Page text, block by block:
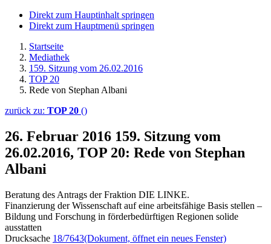
Direkt zum Hauptinhalt springen
Direkt zum Hauptmenü springen
Startseite
Mediathek
159. Sitzung vom 26.02.2016
TOP 20
Rede von Stephan Albani
zurück zu: TOP 20 ()
26. Februar 2016 159. Sitzung vom
26.02.2016, TOP 20: Rede von Stephan
Albani
Beratung des Antrags der Fraktion DIE LINKE.
Finanzierung der Wissenschaft auf eine arbeitsfähige Basis stellen –
Bildung und Forschung in förderbedürftigen Regionen solide
ausstatten
Drucksache 18/7643(Dokument, öffnet ein neues Fenster)